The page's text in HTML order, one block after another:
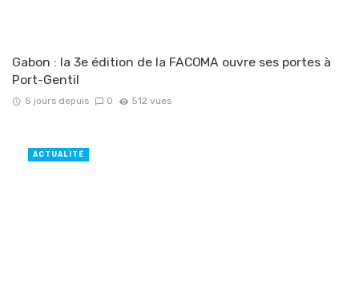
Gabon : la 3e édition de la FACOMA ouvre ses portes à
Port-Gentil
5 jours depuis 0 512 vues
ACTUALITÉ